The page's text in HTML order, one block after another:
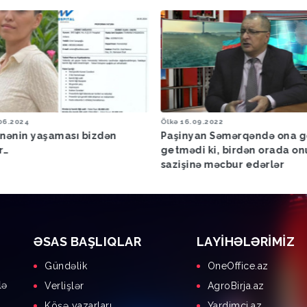
Paşinyan Səmərqəndə ona görə
getmədi ki, birdən orada onu sülh
sazişinə məcbur edərlər
Səmimi
Yevda
ƏSAS BAŞLIQLAR
Gündəlik
Verlişlər
LAYIHƏLƏRIMIZ
OneOffice.az
AgroBirja.az